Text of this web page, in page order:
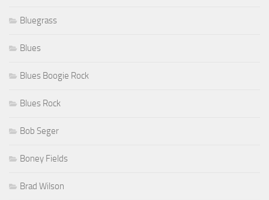
Bluegrass
Blues
Blues Boogie Rock
Blues Rock
Bob Seger
Boney Fields
Brad Wilson